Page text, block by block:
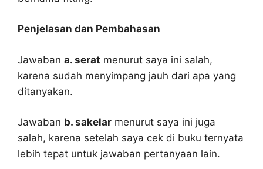
Penjelasan dan Pembahasan
Jawaban a. serat menurut saya ini salah,
karena sudah menyimpang jauh dari apa yang
ditanyakan.
Jawaban b. sakelar menurut saya ini juga
salah, karena setelah saya cek di buku ternyata
lebih tepat untuk jawaban pertanyaan lain.